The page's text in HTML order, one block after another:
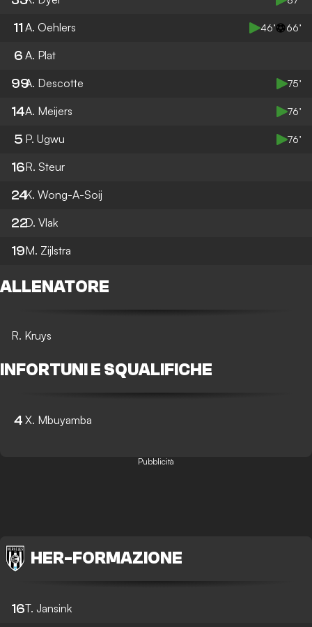
11 A. Oehlers 46’ 66’
6 A. Plat
99A. Descotte 75’
14A. Meijers 76’
5 P. Ugwu 76’
16R. Steur
24K. Wong-A-Soij
22D. Vlak
19M. Zijlstra
ALLENATORE
R. Kruys
INFORTUNI E SQUALIFICHE
4 X. Mbuyamba
Pubblicità
HER- FORMAZIONE
16T. Jansink